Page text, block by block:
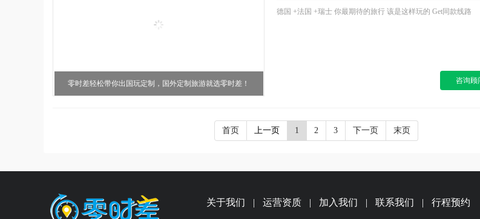
零时差轻松带你出国玩定制，国外定制旅游就选零时差！
德国 +法国 +瑞士 你最期待的旅行 该是这样玩的 Get同款线路
咨询顾
首页 上一页 1 2 3 下一页 末页
关于我们 | 运营资质 | 加入我们 | 联系我们 | 行程预约